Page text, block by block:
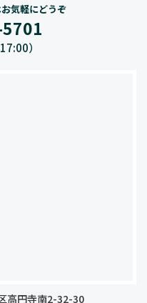
気軽にどうぞ
）
高円寺南2-32-30